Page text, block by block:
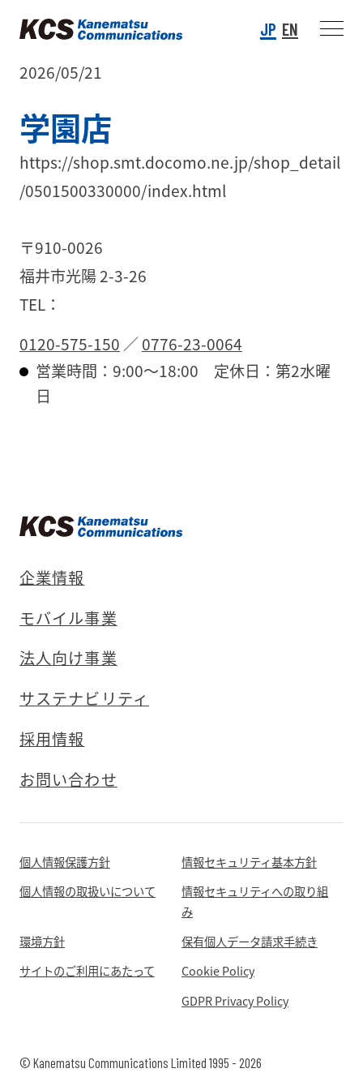
JP EN
2026/05/21
学園店
https://shop.smt.docomo.ne.jp/shop_detail
/0501500330000/index.html
〒910-0026
福井市光陽 2-3-26
TEL：
0120-575-150 ／0776-23-0064
営業時間：9:00〜18:00 定休日：第2水曜
日
企業情報
モバイル事業
法人向け事業
サステナビリティ
採用情報
お問い合わせ
個人情報保護方針
情報セキュリティ基本方針
個人情報の取扱いについて
情報セキュリティへの取り組
み
環境方針
保有個人データ請求手続き
サイトのご利用にあたって
Cookie Policy
GDPR Privacy Policy
© Kanematsu Communications Limited 1995 - 2026